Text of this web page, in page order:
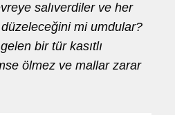
salıverdiler ve her
mi umdular?
bir tür kasıtlı
ölmez ve mallar zarar